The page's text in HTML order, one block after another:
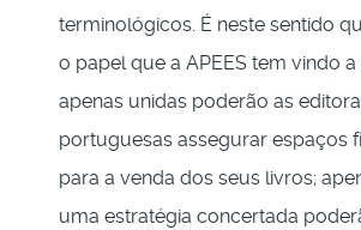
terminológicos. É neste sentido
o papel que a APEES tem vindo
apenas unidas poderão as
portuguesas assegurar espaços
para a venda dos seus livros;
uma estratégia concertada